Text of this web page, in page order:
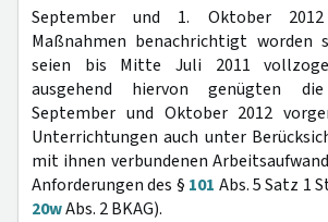
September und 1. Oktober
Maßnahmen benachrichtigt worden
seien bis Mitte Juli 2011
ausgehend hiervon genügten
September und Oktober 2012
Unterrichtungen auch unter
mit ihnen verbundenen
Anforderungen des § 101 Abs. 5 Satz 1
20wAbs. 2 BKAG).